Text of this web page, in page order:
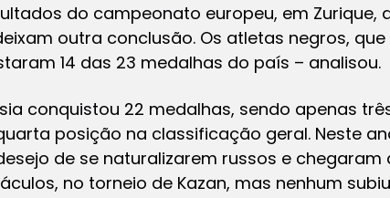
do campeonato europeu, em
outra conclusão. Os atletas negros,
14 das 23 medalhas do país – analisou.
conquistou 22 medalhas, sendo apenas
posição na classificação geral. Neste
de se naturalizarem russos e
no torneio de Kazan, mas nenhum